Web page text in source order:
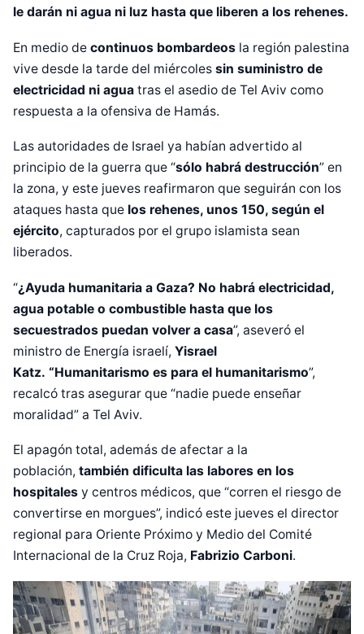
le darán ni agua ni luz hasta que liberen a los rehenes.
En medio de continuos bombardeos la región palestina
vive desde la tarde del miércoles sin suministro de
electricidad ni agua tras el asedio de Tel Aviv como
respuesta a la ofensiva de Hamás.
Las autoridades de Israel ya habían advertido al
principio de la guerra que “sólo habrá destrucción” en
la zona, y este jueves reafirmaron que seguirán con los
ataques hasta que los rehenes, unos 150, según el
ejército, capturados por el grupo islamista sean
liberados.
“¿Ayuda humanitaria a Gaza? No habrá electricidad,
agua potable o combustible hasta que los
secuestrados puedan volver a casa”, aseveró el
ministro de Energía israelí, Yisrael
Katz. “Humanitarismo es para el humanitarismo”,
recalcó tras asegurar que “nadie puede enseñar
moralidad” a Tel Aviv.
El apagón total, además de afectar a la
población, también dificulta las labores en los
hospitales y centros médicos, que “corren el riesgo de
convertirse en morgues”, indicó este jueves el director
regional para Oriente Próximo y Medio del Comité
Internacional de la Cruz Roja, Fabrizio Carboni.